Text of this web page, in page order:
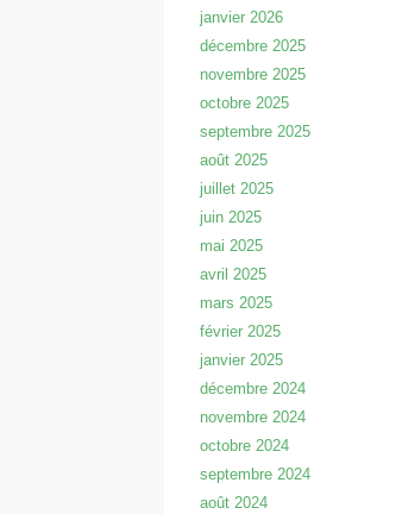
janvier 2026
décembre 2025
novembre 2025
octobre 2025
septembre 2025
août 2025
juillet 2025
juin 2025
mai 2025
avril 2025
mars 2025
février 2025
janvier 2025
décembre 2024
novembre 2024
octobre 2024
septembre 2024
août 2024